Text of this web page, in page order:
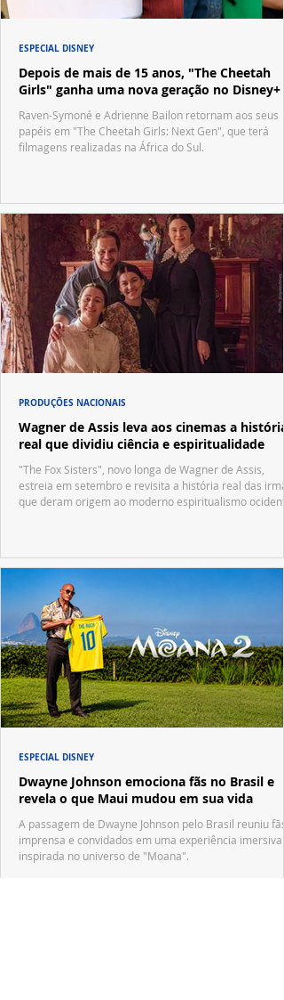
Depois de mais de 15 anos, "The Cheetah
Girls" ganha uma nova geração no Disney+
Raven-Symoné e Adrienne Bailon retornam aos seus
papéis em "The Cheetah Girls: Next Gen", que terá
filmagens realizadas na África do Sul.
ESPECIAL DISNEY
Wagner de Assis leva aos cinemas a história
real que dividiu ciência e espiritualidade
"The Fox Sisters", novo longa de Wagner de Assis,
estreia em setembro e revisita a história real das
que deram origem ao moderno espiritualismo
PRODUÇÕES NACIONAIS
Dwayne Johnson emociona fãs no Brasil e
revela o que Maui mudou em sua vida
A passagem de Dwayne Johnson pelo Brasil reuniu fãs,
imprensa e convidados em uma experiência imersiva
inspirada no universo de "Moana".
ESPECIAL DISNEY